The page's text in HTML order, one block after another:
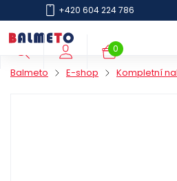
+420 604 224 786
0
Balmeto E-shop Kompletní